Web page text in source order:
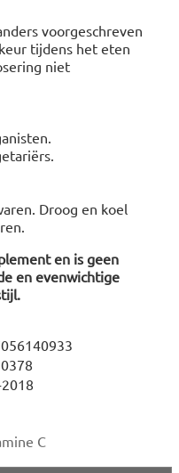
voorgeschreven
tijdens het eten
niet
Droog en koel
en is geen
en evenwichtige
C